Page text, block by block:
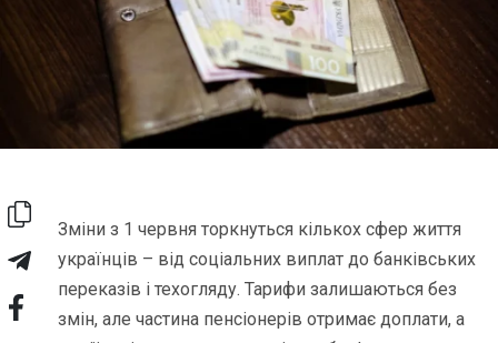
Зміни з 1 червня торкнуться кількох сфер життя
українців – від соціальних виплат до банківських
переказів і техогляду. Тарифи залишаються без
змін, але частина пенсіонерів отримає доплати, а